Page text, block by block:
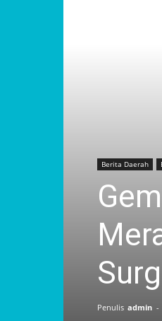
Berita Daerah
Penulis admin -